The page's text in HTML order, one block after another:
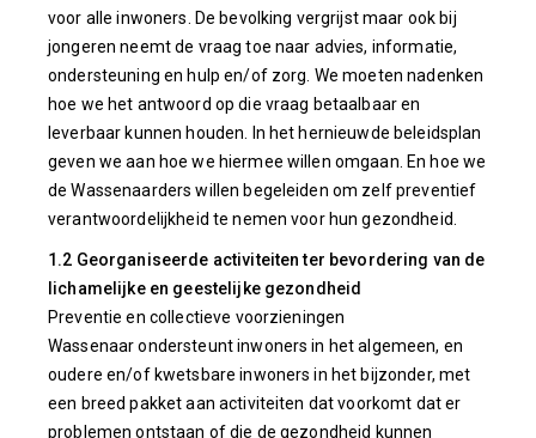
voor alle inwoners. De bevolking vergrijst maar ook bij
jongeren neemt de vraag toe naar advies, informatie,
ondersteuning en hulp en/of zorg. We moeten nadenken
hoe we het antwoord op die vraag betaalbaar en
leverbaar kunnen houden. In het hernieuwde beleidsplan
geven we aan hoe we hiermee willen omgaan. En hoe we
de Wassenaarders willen begeleiden om zelf preventief
verantwoordelijkheid te nemen voor hun gezondheid.
1.2 Georganiseerde activiteiten ter bevordering van de
lichamelijke en geestelijke gezondheid
Preventie en collectieve voorzieningen
Wassenaar ondersteunt inwoners in het algemeen, en
oudere en/of kwetsbare inwoners in het bijzonder, met
een breed pakket aan activiteiten dat voorkomt dat er
problemen ontstaan of die de gezondheid kunnen